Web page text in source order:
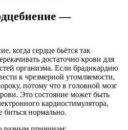
—
когда сердце бьётся так
достаточно крови для
организма. Если брадикардию
к чрезмерной утомляемости,
потому что в головной мозг
Это состояние может быть
кардиостимулятора,
биться нормально.